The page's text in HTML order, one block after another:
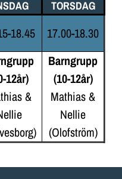
TORSDAG
18.45
17.00-18.30
12år)
&
Barngrupp
(10-12år)
Mathias &
Nellie
(Olofström)